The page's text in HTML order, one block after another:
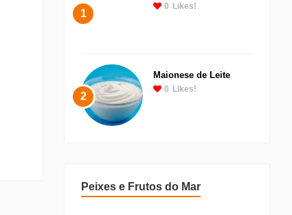
1
0 Likes!
2
Maionese de Leite
0 Likes!
Peixes e Frutos do Mar